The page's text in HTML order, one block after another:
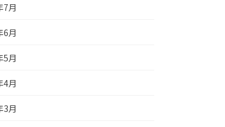
7月
6月
5月
4月
3月